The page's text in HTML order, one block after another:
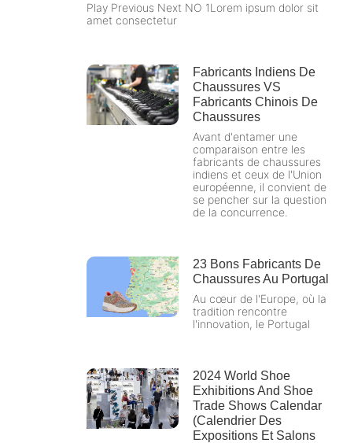
Play Previous Next NO 1Lorem ipsum dolor sit
amet consectetur
Fabricants Indiens De
Chaussures VS
Fabricants Chinois De
Chaussures
Avant d'entamer une
comparaison entre les
fabricants de chaussures
indiens et ceux de l'Union
européenne, il convient de
se pencher sur la question
de la concurrence.
23 Bons Fabricants De
Chaussures Au Portugal
Au cœur de l'Europe, où la
tradition rencontre
l'innovation, le Portugal
2024 World Shoe
Exhibitions And Shoe
Trade Shows Calendar
(Calendrier Des
Expositions Et Salons